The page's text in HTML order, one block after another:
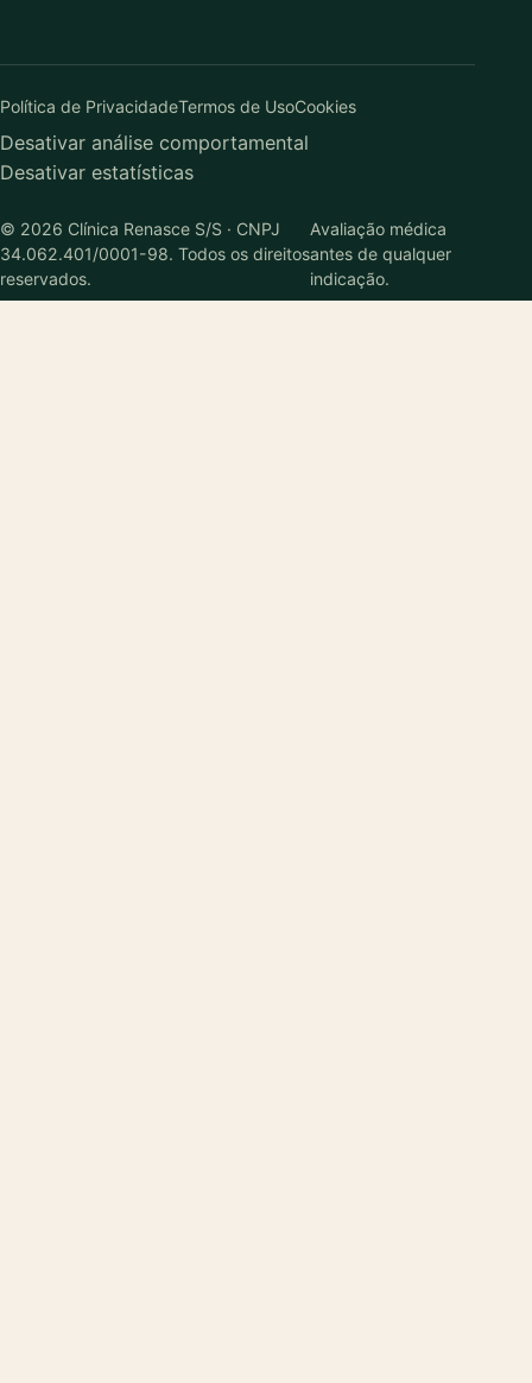
Política de PrivacidadeTermos de UsoCookies
Desativar análise comportamental
Desativar estatísticas
© 2026 Clínica Renasce S/S · CNPJ
34.062.401/0001-98. Todos os direitos
reservados.
Avaliação médica
antes de qualquer
indicação.